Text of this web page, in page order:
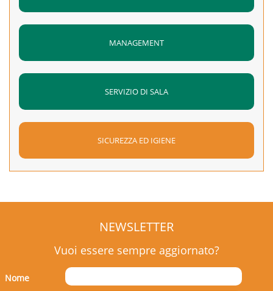
MANAGEMENT
SERVIZIO DI SALA
SICUREZZA ED IGIENE
NEWSLETTER
Vuoi essere sempre aggiornato?
Nome